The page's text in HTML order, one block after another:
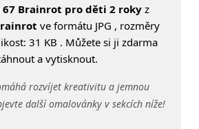
67 Brainrot pro děti 2 rokyz
ve formátu JPG , rozměry
31 KB . Můžete si ji zdarma
a vytisknout.
rozvíjet kreativitu a jemnou
další omalovánky v sekcích níže!